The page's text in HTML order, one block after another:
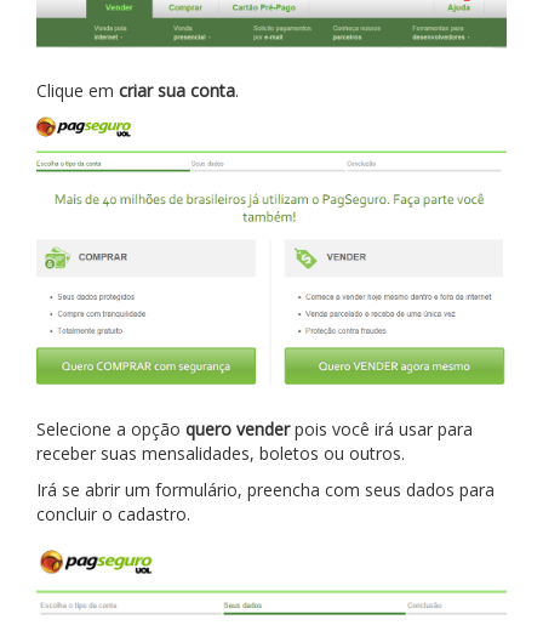
Clique em criar sua conta.
Selecione a opção quero venderpois você irá usar para
receber suas mensalidades, boletos ou outros.
Irá se abrir um formulário, preencha com seus dados para
concluir o cadastro.